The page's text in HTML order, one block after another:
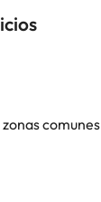
comunes